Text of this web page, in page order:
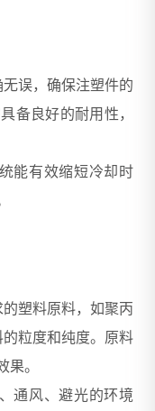
无误，确保注塑件的
备良好的耐用性，
能有效缩短冷却时
的塑料原料，如聚丙
的粒度和纯度。原料
果。
通风、避光的环境